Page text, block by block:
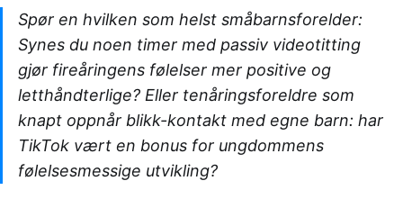
Spør en hvilken som helst småbarnsforelder:
Synes du noen timer med passiv videotitting
gjør fireåringens følelser mer positive og
letthåndterlige? Eller tenåringsforeldre som
knapt oppnår blikk-kontakt med egne barn: har
TikTok vært en bonus for ungdommens
følelsesmessige utvikling?